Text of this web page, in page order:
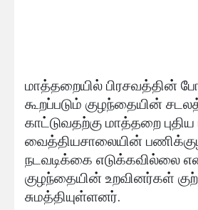
மாத்தறையில் பிரசவத்தின்
கூறப்படும் குழந்தையின்
காட்டுவதற்கு மாத்தறை
வைத்தியசாலையின்
நடவடிக்கை எடுக்கவில்லை
குழந்தையின் உறவினர்கள்
சுமத்தியுள்ளனர்.